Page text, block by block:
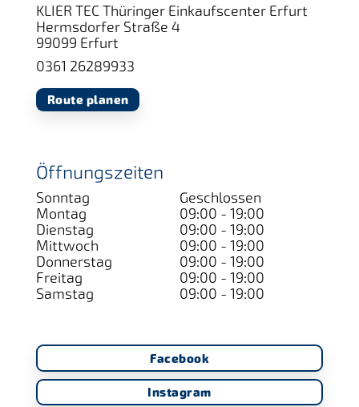
KLIER TEC Thüringer Einkaufscenter Erfurt
Hermsdorfer Straße 4
99099 Erfurt
0361 26289933
Route planen
Öffnungszeiten
Sonntag
Geschlossen
Montag
09:00 - 19:00
Dienstag
09:00 - 19:00
Mittwoch
09:00 - 19:00
Donnerstag
09:00 - 19:00
Freitag
09:00 - 19:00
Samstag
09:00 - 19:00
Facebook
Instagram